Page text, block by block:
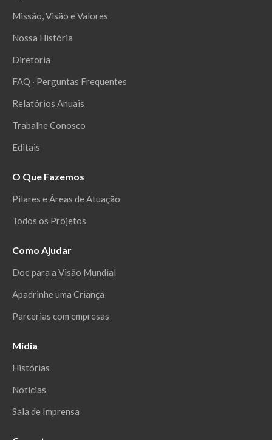
Missão, Visão e Valores
Nossa História
Diretoria
FAQ ‧ Perguntas Frequentes
Relatórios Anuais
Trabalhe Conosco
Editais
O Que Fazemos
Pilares e Áreas de Atuação
Todos os Projetos
Como Ajudar
Doe para a Visão Mundial
Apadrinhe uma Criança
Parcerias com empresas
Mídia
Histórias
Notícias
Sala de Imprensa